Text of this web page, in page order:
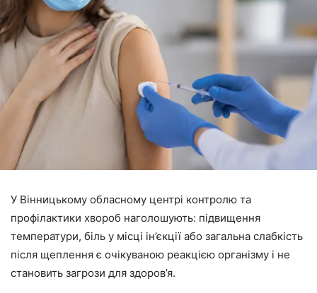
У Вінницькому обласному центрі контролю та
профілактики хвороб наголошують: підвищення
температури, біль у місці ін’єкції або загальна слабкість
після щеплення є очікуваною реакцією організму і не
становить загрози для здоров’я.